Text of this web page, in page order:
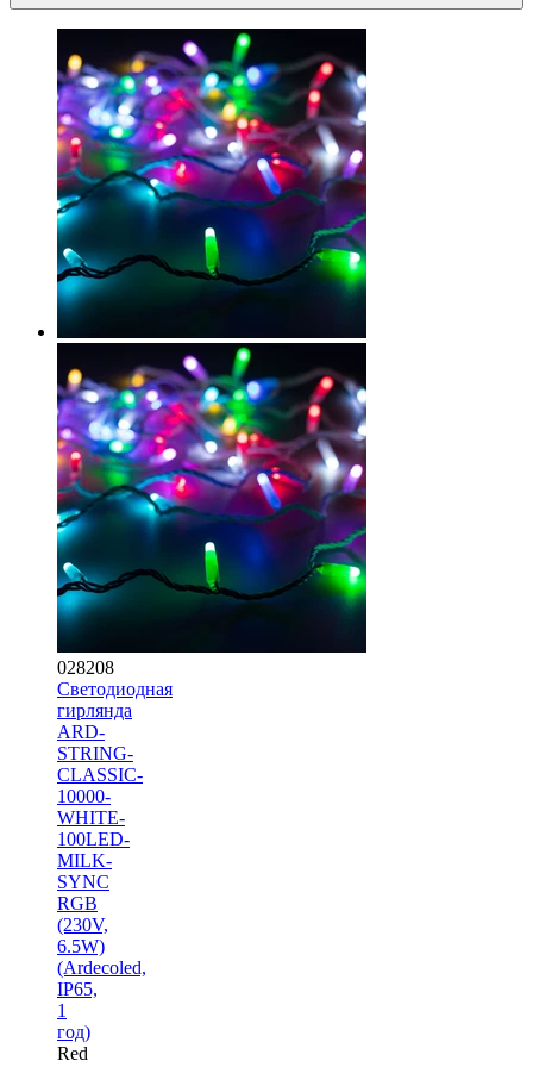
028208
Светодиодная
гирлянда
ARD-
STRING-
CLASSIC-
10000-
WHITE-
100LED-
MILK-
SYNC
RGB
(230V,
6.5W)
(Ardecoled,
IP65,
1
год)
Red